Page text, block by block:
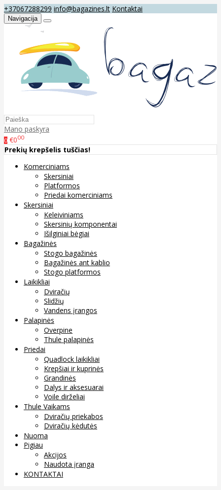
+37067288299 info@bagazines.lt Kontaktai
Navigacija
Mano paskyra
0 €000
Prekių krepšelis tuščias!
Komerciniams
Skersiniai
Platformos
Priedai komerciniams
Skersiniai
Keleiviniams
Skersinių komponentai
Išilginiai bėgiai
Bagažinės
Stogo bagažinės
Bagažinės ant kablio
Stogo platformos
Laikikliai
Dviračių
Slidžių
Vandens įrangos
Palapinės
Overpine
Thule palapinės
Priedai
Quadlock laikikliai
Krepšiai ir kuprinės
Grandinės
Dalys ir aksesuarai
Voile dirželiai
Thule Vaikams
Dviračių priekabos
Dviračių kėdutės
Nuoma
Pigiau
Akcijos
Naudota įranga
KONTAKTAI